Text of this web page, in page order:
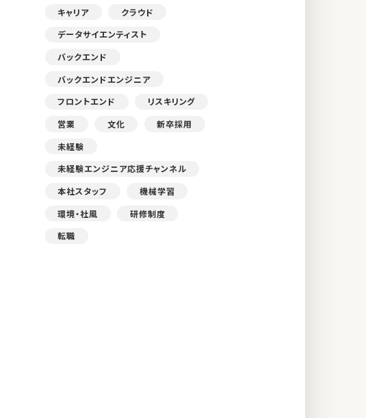
キャリア
クラウド
データサイエンティスト
バックエンド
バックエンドエンジニア
フロントエンド
リスキリング
営業
文化
新卒採用
未経験
未経験エンジニア応援チャンネル
本社スタッフ
機械学習
環境・社風
研修制度
転職